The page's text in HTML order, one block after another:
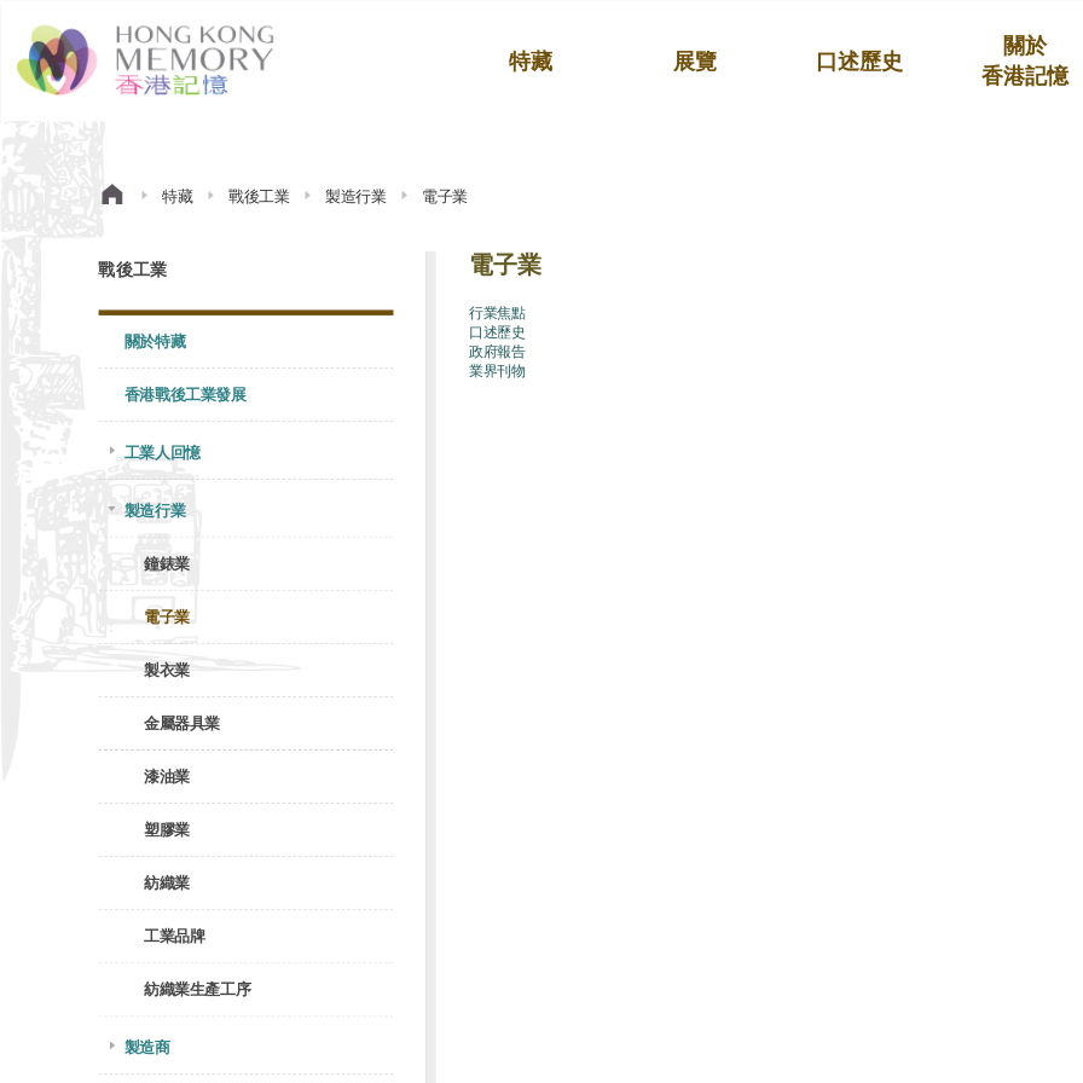
特藏 展覽 口述歷史
關於
香港記憶
特藏 戰後工業 製造行業 電子業
戰後工業
關於特藏
香港戰後工業發展
工業人回憶
製造行業
鐘錶業
電子業
製衣業
金屬器具業
漆油業
塑膠業
紡織業
工業品牌
紡織業生產工序
製造商
電子業
行業焦點
口述歷史
政府報告
業界刊物